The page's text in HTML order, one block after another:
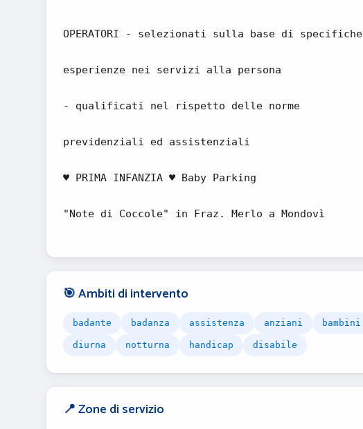
OPERATORI - selezionati sulla base di specifiche
esperienze nei servizi alla persona
- qualificati nel rispetto delle norme
previdenziali ed assistenziali
♥ PRIMA INFANZIA ♥ Baby Parking
"Note di Coccole" in Fraz. Merlo a Mondovì
🎯 Ambiti di intervento
badante badanza assistenza anziani bambini
diurna notturna handicap disabile
📍 Zone di servizio